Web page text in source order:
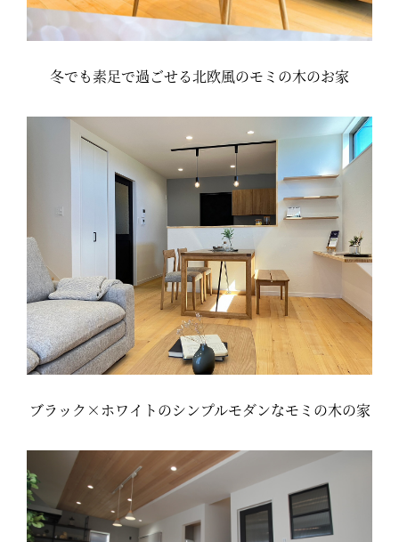
冬でも素足で過ごせる北欧風のモミの木のお家
ブラック×ホワイトのシンプルモダンなモミの木の家